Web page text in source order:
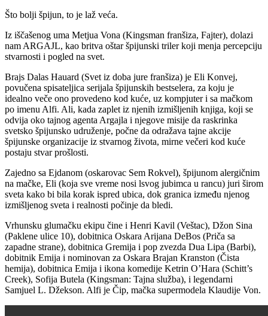
Što bolji špijun, to je laž veća.
Iz iščašenog uma Metjua Vona (Kingsman franšiza, Fajter), dolazi
nam ARGAJL, kao britva oštar špijunski triler koji menja percepciju
stvarnosti i pogled na svet.
Brajs Dalas Hauard (Svet iz doba jure franšiza) je Eli Konvej,
povučena spisateljica serijala špijunskih bestselera, za koju je
idealno veče ono provedeno kod kuće, uz kompjuter i sa mačkom
po imenu Alfi. Ali, kada zaplet iz njenih izmišljenih knjiga, koji se
odvija oko tajnog agenta Argajla i njegove misije da raskrinka
svetsko špijunsko udruženje, počne da odražava tajne akcije
špijunske organizacije iz stvarnog života, mirne večeri kod kuće
postaju stvar prošlosti.
Zajedno sa Ejdanom (oskarovac Sem Rokvel), špijunom alergičnim
na mačke, Eli (koja sve vreme nosi lsvog jubimca u rancu) juri širom
sveta kako bi bila korak ispred ubica, dok granica između njenog
izmišljenog sveta i realnosti počinje da bledi.
Vrhunsku glumačku ekipu čine i Henri Kavil (Veštac), Džon Sina
(Paklene ulice 10), dobitnica Oskara Arijana DeBos (Priča sa
zapadne strane), dobitnica Gremija i pop zvezda Dua Lipa (Barbi),
dobitnik Emija i nominovan za Oskara Brajan Kranston (Čista
hemija), dobitnica Emija i ikona komedije Ketrin O’Hara (Schitt’s
Creek), Sofija Butela (Kingsman: Tajna služba), i legendarni
Samjuel L. Džekson. Alfi je Čip, mačka supermodela Klaudije Von.